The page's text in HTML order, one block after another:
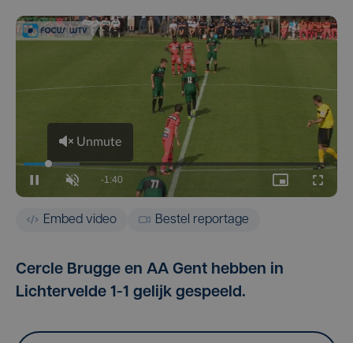
Embed video Bestel reportage
Cercle Brugge en AA Gent hebben in
Lichtervelde 1-1 gelijk gespeeld.